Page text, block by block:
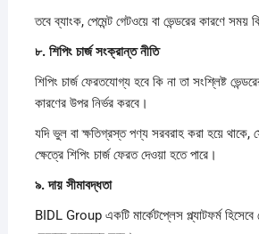
তবে ব্যাংক, পেমেন্ট গেটওয়ে বা ভেন্ডরের কারণে সময়
৮. শিপিং চার্জসংক্রান্তনীতি
শিপিং চার্জ ফেরতযোগ্য হবে কি না তা সংশ্লিষ্ট
কারণের উপর নির্ভর করবে।
যদি ভুল বা ক্ষতিগ্রস্ত পণ্য সরবরাহ করা হয়ে থাকে,
ক্ষেত্রে শিপিং চার্জ ফেরত দেওয়া হতে পারে।
৯.দায়সীমাবদ্ধতা
BIDL Group একটি মার্কেটপ্লেস প্ল্যাটফর্ম হিসেবে